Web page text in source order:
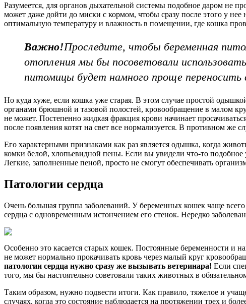
Разумеется, для органов дыхательной системы подобное даром не
может даже дойти до миски с кормом, чтобы сразу после этого у нее
оптимальную температуру и влажность в помещении, где кошка
Важно!Проследите, чтобы беременная
отопления мы бы посоветовали
питомицы будет намного проще
Но куда хуже, если кошка уже старая. В этом случае простой
органами брюшной и тазовой полостей, кровообращение в малом
не может. Постепенно жидкая фракция крови начинает
после появления котят на свет все нормализуется. В противном же
Его характерными признаками как раз является одышка, когда
комки белой, хлопьевидной пены. Если вы увидели что-то
Легкие, заполненные пеной, просто не смогут обеспечивать
Патологии сердца
Очень большая группа заболеваний. У беременных кошек чаще всего
сердца с одновременным истончением его стенок. Нередко
Особенно это касается старых кошек. Постоянные беременности
не может нормально прокачивать кровь через малый круг
патологии сердца нужно сразу же вызывать ветеринара! Если
того, мы бы настоятельно советовали таких животных в
Таким образом, нужно подвести итоги. Как правило, тяжелое и
случаях, когда это состояние наблюдается на протяжении трех и